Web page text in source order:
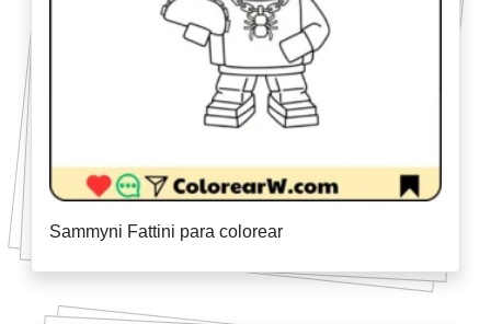
Sammyni Fattini para colorear